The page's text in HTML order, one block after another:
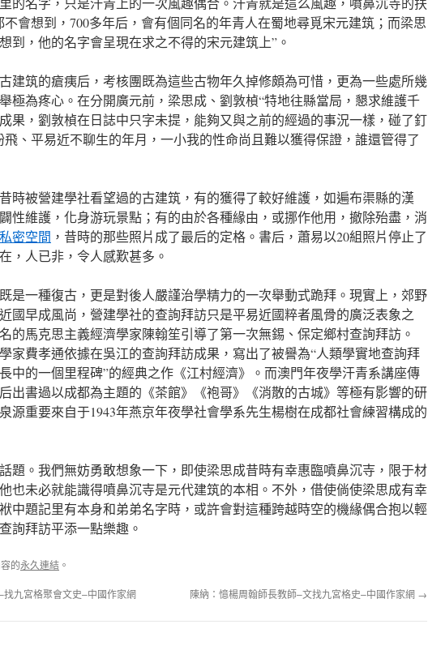
不會想到，700多年后，會有個同名的年青人在蜀地尋覓宋元建筑；而梁思
到，他的名字會呈現在求之不得的宋元建筑上”。
建筑的瘡痍后，考核團既為這些古物年久掉修頗為可惜，更為一些處所幾
極為疼心。在分開廣元前，梁思成、劉敦楨“特地往縣當局，懇求維護千
果，劉敦楨在日誌中只字未提，能夠又與之前的經過的事況一樣，碰了釘
飛、平易近不聊生的年月，一小我的性命尚且難以獲得保證，誰還管得了
時被營建學社看望過的古建筑，有的獲得了較好維護，如遍布渠縣的漢
性維護，化身游玩景點；有的由於各種緣由，或挪作他用，撤除殆盡，消
私密空間 ，昔時的那些照片成了最后的定格。書后，蕭易以20組照片停止了
，人已非，令人感歎甚多。
是一種復古，更是對後人嚴謹治學精力的一次舉動式跪拜。現實上，郊野
國早成風尚，營建學社的查詢拜訪只是平易近國粹者風骨的廣泛表象之
的馬克思主義經濟學家陳翰笙引導了第一次無錫、保定鄉村查詢拜訪。
家費孝通依據在吳江的查詢拜訪成果，寫出了被譽為“人類學實地查詢拜
中的一個里程碑”的經典之作《江村經濟》。而澳門年夜學汗青系講座傳
出書過以成都為主題的《茶館》《袍哥》《消散的古城》等極有影響的研
源重要來自于1943年燕京年夜學社會學系先生楊樹在成都社會練習構成的
題。我們無妨勇敢想象一下，即使梁思成昔時有幸惠臨噴鼻沉寺，限于材
也未必就能識得噴鼻沉寺是元代建筑的本相。不外，借使倘使梁思成有幸
中題記里有本身和弟弟名字時，或許會對這種跨越時空的機緣偶合抱以輕
詢拜訪平添一點樂趣。
的永久連結 。
九宮格聚會文史–中國作家網 陳納：憶楊周翰師長教師–文找九宮格史–中國作家網 →